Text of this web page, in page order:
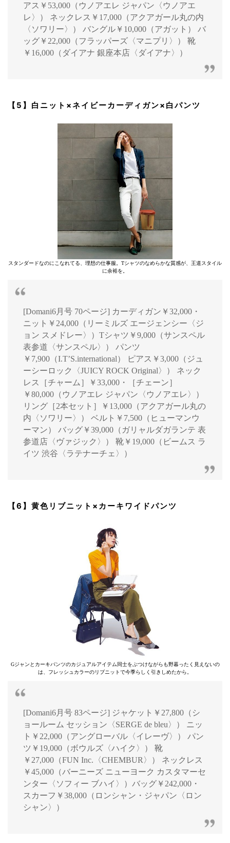
アス￥53,000（ウノアエレ ジャパン〈ウノアエ
レ〉） ネックレス￥17,000（アクアガール丸の内
〈ソワリー〉） バングル￥10,000（アガット） バ
ッグ￥22,000（フラッパーズ〈マニプリ〉） 靴
￥16,000（ダイアナ 銀座本店〈ダイアナ〉）
【5】白ニット×ネイビーカーディガン×白パンツ
スタンダードなのにこなれてる、理想の仕事服。Tシャツのなめらかな質感が、王道スタイル
に余裕を。
[Domani6月号 70ページ] カーディガン￥32,000・
ニット￥24,000（リーミルズ エージェンシー〈ジ
ョン スメドレー〉）Tシャツ￥9,000（サンスペル
表参道〈サンスペル〉） パンツ
￥7,900（I.T’S.international） ピアス￥3,000（ジュ
ーシーロック〈JUICY ROCK Original〉） ネック
レス［チャーム］￥33,000・［チェーン］
￥80,000（ウノアエレ ジャパン〈ウノアエレ〉）
リング［2本セット］￥13,000（アクアガール丸の
内〈ソワリー〉） ベルト￥7,500（ヒューマンウ
ーマン） バッグ￥39,000（ガリャルダガランテ 表
参道店〈ヴァジック〉） 靴￥19,000（ビームス ラ
イツ 渋谷〈ラテナーチェ〉）
【6】黄色リブニット×カーキワイドパンツ
Gジャンとカーキパンツのカジュアルアイテム同士をぶつけながらも野暮ったく見えないの
は、フレッシュカラーのリブニットで今季らしく引きしめたから。
[Domani6月号 83ページ] ジャケット￥27,800（シ
ョールーム セッション〈SERGE de bleu〉） ニッ
ト￥22,000（アングローバル〈イレーヴ〉） パン
ツ￥19,000（ボウルズ〈ハイク〉） 靴
￥27,000（FUN Inc.〈CHEMBUR〉） ネックレス
￥45,000（バーニーズ ニューヨーク カスタマーセ
ンター〈ソフィー ブハイ〉）バッグ￥242,000・
スカーフ￥38,000（ロンシャン・ジャパン〈ロン
シャン〉）